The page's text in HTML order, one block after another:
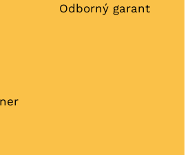
Odborný garant